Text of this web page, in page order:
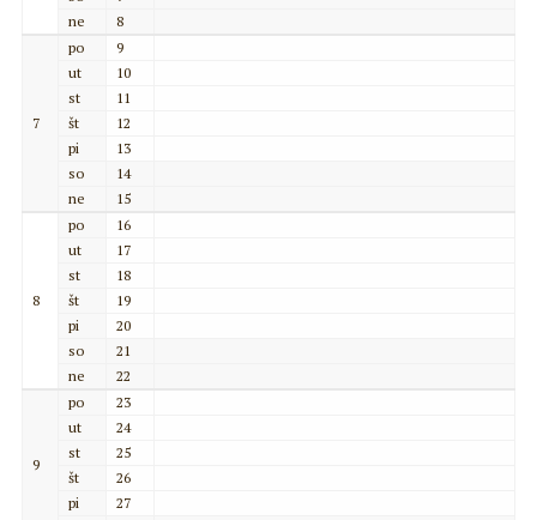
ne
8
7
po
9
ut
10
st
11
št
12
pi
13
so
14
ne
15
8
po
16
ut
17
st
18
št
19
pi
20
so
21
ne
22
9
po
23
ut
24
st
25
št
26
pi
27